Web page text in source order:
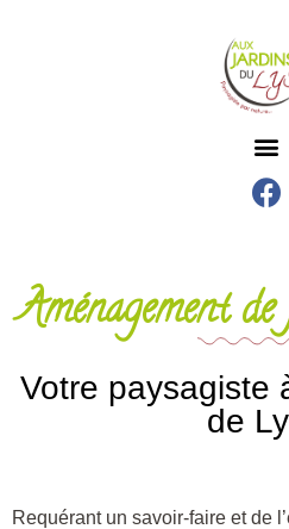
Aménagement
Votre paysagiste
de
Requérant un savoir-faire et de